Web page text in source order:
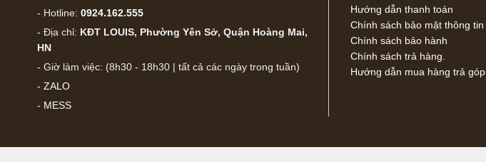
- Hotline: 0924.162.555
- Địa chỉ: KĐT LOUIS, Phường Yên Sở, Quận Hoàng Mai,
HN
- Giờ làm việc: (8h30 - 18h30 | tất cả các ngày trong tuần)
- ZALO
- MESS
Hướng dẫn thanh toán
Chính sách bảo mật thông tin
Chính sách bảo hành
Chính sách trả hàng.
Hướng dẫn mua hàng trả góp